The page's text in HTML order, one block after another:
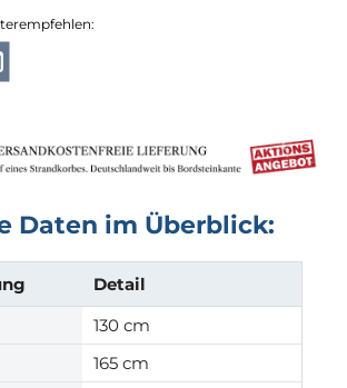
Daten im Überblick:
Detail
130 cm
165 cm